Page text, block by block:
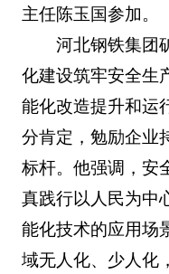
主任陈玉国参加。
河北钢铁集团
化建设筑牢安全生
能化改造提升和运
分肯定，勉励企业
标杆。他强调，安
真践行以人民为中
能化技术的应用场
域无人化、少人化